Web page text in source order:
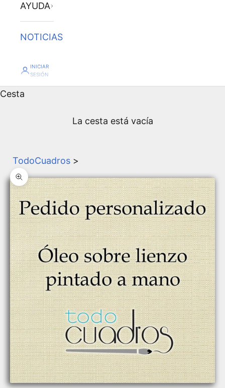
AYUDA
NOTICIAS
INICIAR
SESIÓN
Cesta
La cesta está vacía
TodoCuadros >
Zoom